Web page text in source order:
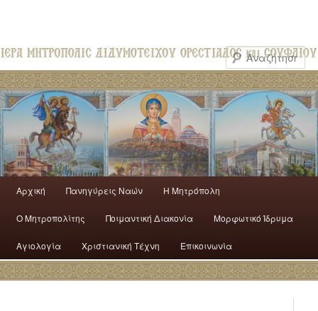
Αρχική Πανηγύρεις Ναών H Mητρόπολη
Ο Mητροπολίτης Ποιμαντική Διακονία Μορφωτικό Ίδρυμα
Αγιολογία Χριστιανική Τέχνη Επικοινωνία